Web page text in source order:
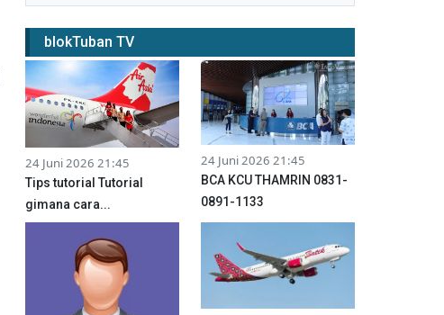
blokTuban TV
24 Juni 2026 21:45
Tips tutorial Tutorial
gimana cara...
24 Juni 2026 21:45
BCA KCU THAMRIN 0831-
0891-1133